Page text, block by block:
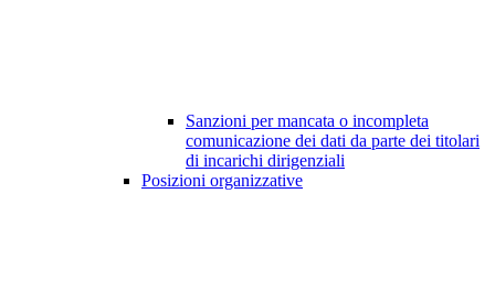
Sanzioni per mancata o incompleta
comunicazione dei dati da parte dei titolari
di incarichi dirigenziali
Posizioni organizzative